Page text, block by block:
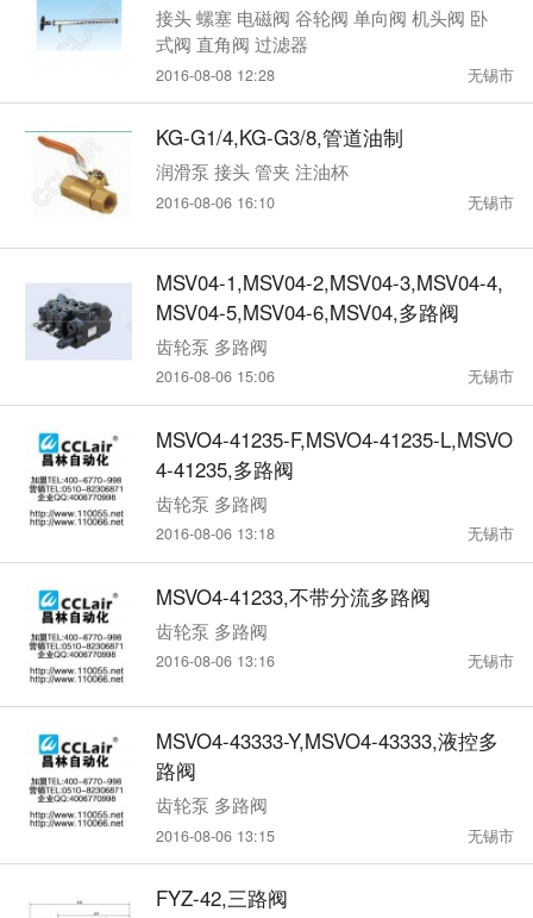
接头 螺塞 电磁阀 谷轮阀 单向阀 机头阀 卧
式阀 直角阀 过滤器
2016-08-08 12:28 无锡市
KG-G1/4,KG-G3/8,管道油制
润滑泵 接头 管夹 注油杯
2016-08-06 16:10 无锡市
MSV04-1,MSV04-2,MSV04-3,MSV04-4,
MSV04-5,MSV04-6,MSV04,多路阀
齿轮泵 多路阀
2016-08-06 15:06 无锡市
MSVO4-41235-F,MSVO4-41235-L,MSVO
4-41235,多路阀
齿轮泵 多路阀
2016-08-06 13:18 无锡市
MSVO4-41233,不带分流多路阀
齿轮泵 多路阀
2016-08-06 13:16 无锡市
MSVO4-43333-Y,MSVO4-43333,液控多
路阀
齿轮泵 多路阀
2016-08-06 13:15 无锡市
FYZ-42,三路阀